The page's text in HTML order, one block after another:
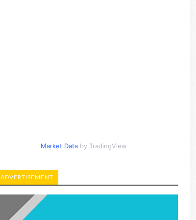
Market Databy TradingView
ADVERTISEMENT